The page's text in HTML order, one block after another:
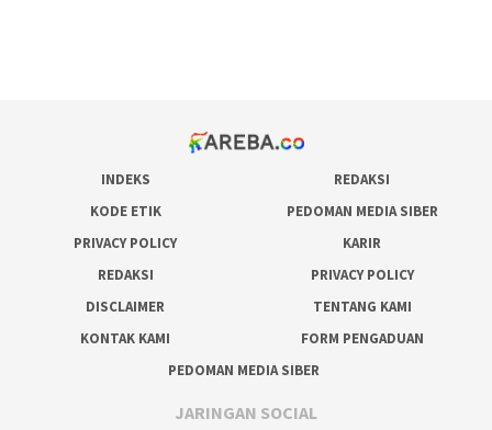
INDEKS
REDAKSI
KODE ETIK
PEDOMAN MEDIA SIBER
PRIVACY POLICY
KARIR
REDAKSI
PRIVACY POLICY
DISCLAIMER
TENTANG KAMI
KONTAK KAMI
FORM PENGADUAN
PEDOMAN MEDIA SIBER
JARINGAN SOCIAL